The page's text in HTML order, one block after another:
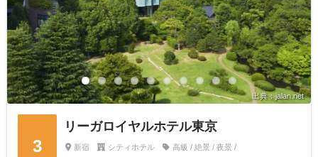
出典：jalan.net
3
リーガロイヤルホテル東京
新宿 シティホテル 高級 / 絶景 / 夜景 /